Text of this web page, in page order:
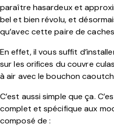
paraître hasardeux et
bel et bien révolu, et
qu’avec cette paire de
En effet, il vous suffit
sur les orifices du couvre
à air avec le bouchon
C’est aussi simple que ça.
complet et spécifique aux
composé de :